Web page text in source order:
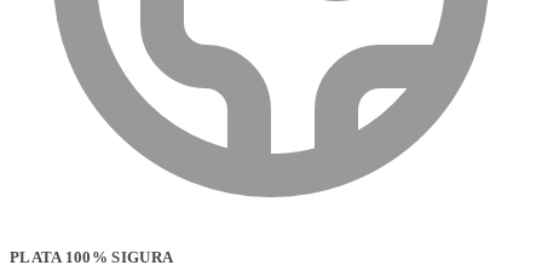
PLATA 100% SIGURA